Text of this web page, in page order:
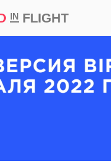
INFLIGHT